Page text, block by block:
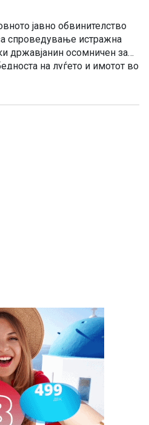
јавно обвинителство
спроведување истражна
државјанин осомничен за
на луѓето и имотот во
законик.
полуприколка со косовски